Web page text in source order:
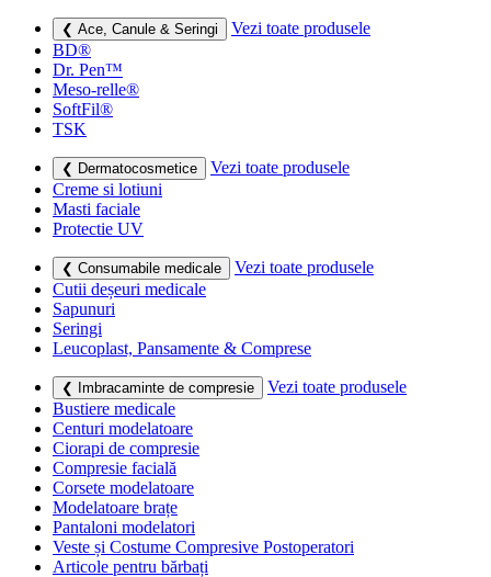
❮ Ace, Canule & Seringi
Vezi toate produsele
BD®
Dr. Pen™
Meso-relle®
SoftFil®
TSK
❮ Dermatocosmetice
Vezi toate produsele
Creme si lotiuni
Masti faciale
Protectie UV
❮ Consumabile medicale
Vezi toate produsele
Cutii deșeuri medicale
Sapunuri
Seringi
Leucoplast, Pansamente & Comprese
❮ Imbracaminte de compresie
Vezi toate produsele
Bustiere medicale
Centuri modelatoare
Ciorapi de compresie
Compresie facială
Corsete modelatoare
Modelatoare brațe
Pantaloni modelatori
Veste și Costume Compresive Postoperatori
Articole pentru bărbați